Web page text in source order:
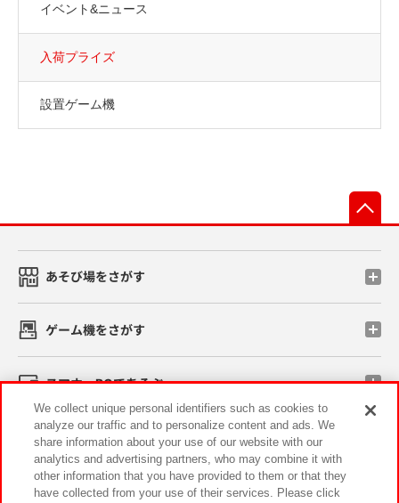
イベント&ニュース
入荷プライズ
設置ゲーム機
あそび場をさがす
ゲーム機をさがす
スマホ・PCであそぶ
イベント・キャンペーン
We collect unique personal identifiers such as cookies to
analyze our traffic and to personalize content and ads. We
share information about your use of our website with our
analytics and advertising partners, who may combine it with
other information that you have provided to them or that they
have collected from your use of their services. Please click